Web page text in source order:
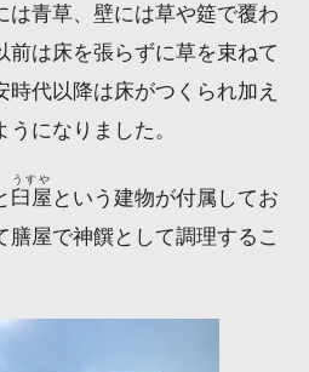
は青草、壁には草や筵で覆わ
前は床を張らずに草を束ねて
代以降は床がつくられ加え
になりました。
臼屋
うすや
という建物が付属してお
膳屋で神饌として調理するこ